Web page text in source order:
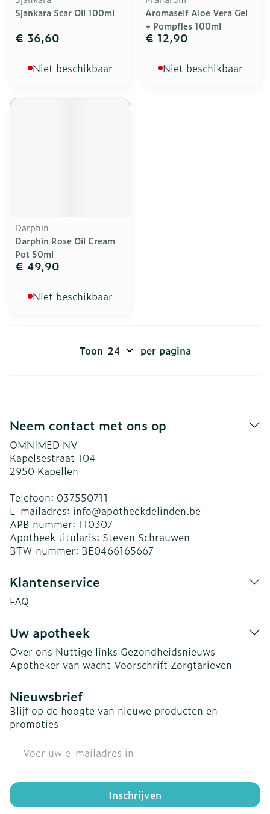
Sjankara Scar Oil 100ml
€ 36,60
Niet beschikbaar
Aromaself Aloe Vera Gel
+ Pompfles 100ml
€ 12,90
Niet beschikbaar
Darphin
Darphin Rose Oil Cream
Pot 50ml
€ 49,90
Niet beschikbaar
Toon per pagina
Neem contact met ons op
OMNIMED NV
Kapelsestraat 104
2950 Kapellen
Telefoon: 037550711
E-mailadres: info@apotheekdelinden.be
APB nummer: 110307
Apotheek titularis: Steven Schrauwen
BTW nummer: BE0466165667
Klantenservice
FAQ
Uw apotheek
Over ons Nuttige links Gezondheidsnieuws
Apotheker van wacht Voorschrift Zorgtarieven
Nieuwsbrief
Blijf op de hoogte van nieuwe producten en
promoties
Inschrijven